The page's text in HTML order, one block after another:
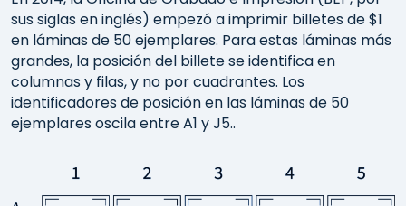
sus siglas en inglés) empezó a imprimir billetes de $1
en láminas de 50 ejemplares. Para estas láminas más
grandes, la posición del billete se identifica en
columnas y filas, y no por cuadrantes. Los
identificadores de posición en las láminas de 50
ejemplares oscila entre A1 y J5..